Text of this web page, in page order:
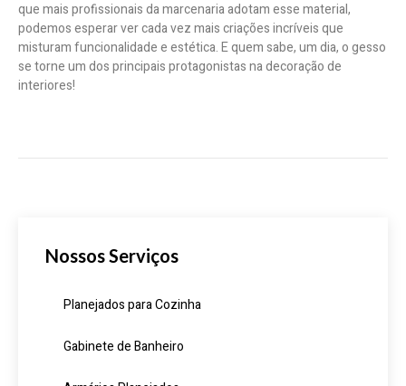
que mais profissionais da marcenaria adotam esse material,
podemos esperar ver cada vez mais criações incríveis que
misturam funcionalidade e estética. E quem sabe, um dia, o gesso
se torne um dos principais protagonistas na decoração de
interiores!
Nossos Serviços
Planejados para Cozinha
Gabinete de Banheiro